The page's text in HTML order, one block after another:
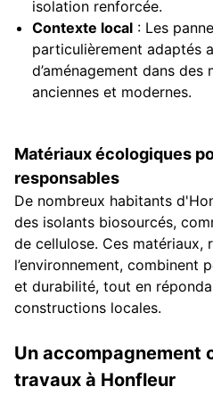
isolation renforcée.
Contexte local : Les
particulièrement adaptés
d’aménagement dans des
anciennes et modernes.
Matériaux écologiques
responsables
De nombreux habitants
des isolants biosourcés,
de cellulose. Ces matériaux,
l’environnement, combinent
et durabilité, tout en
constructions locales.
Un accompagnement
travaux à Honfleur